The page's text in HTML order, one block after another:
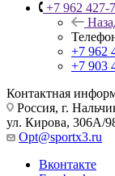
+7 962 427-
+7 962
+7 903
Контактная
Россия, г.
ул. Кирова, 306А/
Opt@sportx3.ru
Вконтакте